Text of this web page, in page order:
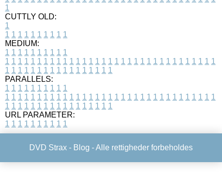
1
CUTTLY OLD:
1
1 1 1 1 1 1 1 1 1 1
MEDIUM:
1 1 1 1 1 1 1 1 1 1
1 1 1 1 1 1 1 1 1 1 1 1 1 1 1 1 1 1 1 1 1 1 1 1 1 1 1 1 1 1 1 1 1
1 1 1 1 1 1 1 1 1 1 1 1 1 1 1 1 1
PARALLELS:
1 1 1 1 1 1 1 1 1 1
1 1 1 1 1 1 1 1 1 1 1 1 1 1 1 1 1 1 1 1 1 1 1 1 1 1 1 1 1 1 1 1 1
1 1 1 1 1 1 1 1 1 1 1 1 1 1 1 1 1
URL PARAMETER:
1 1 1 1 1 1 1 1 1 1
DVD Strax - Blog - Alle rettigheder forbeholdes